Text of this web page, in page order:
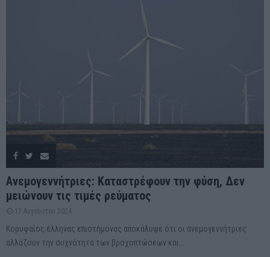
Ανεμογεννήτριες: Καταστρέφουν την φύση, Δεν
μειώνουν τις τιμές ρεύματος
17 Αυγούστου 2024
Κορυφαίος έλληνας επιστήμονας αποκάλυψε ότι οι ανεμογεννήτριες
αλλάζουν την συχνότητα των βροχοπτώσεων και...